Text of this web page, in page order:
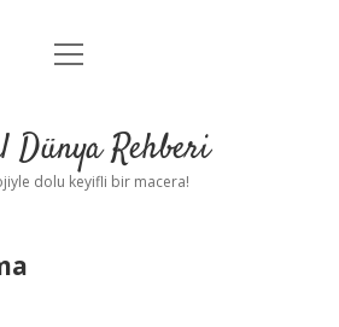
Anasayfa
Yasal Uyarı
menüyü
Rehberi
dolu keyifli bir macera!